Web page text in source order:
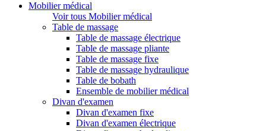
Mobilier médical
Voir tous Mobilier médical
Table de massage
Table de massage électrique
Table de massage pliante
Table de massage fixe
Table de massage hydraulique
Table de bobath
Ensemble de mobilier médical
Divan d'examen
Divan d'examen fixe
Divan d'examen électrique